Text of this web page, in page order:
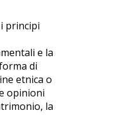
principi
e la
di
etnica o
opinioni
la